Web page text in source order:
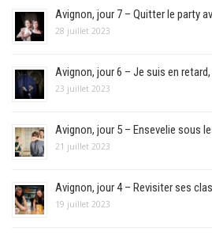
Avignon, jour 7 – Quitter le party
28 juillet 2023
Avignon, jour 6 – Je suis en
23 juillet 2023
Avignon, jour 5 – Ensevelie sous
21 juillet 2023
Avignon, jour 4 – Revisiter ses
19 juillet 2023